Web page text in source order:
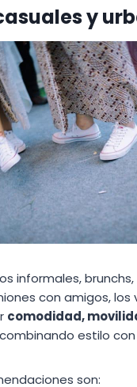
y
informales,
con amigos, los
comodidad,
estilo
son: